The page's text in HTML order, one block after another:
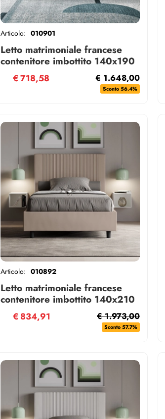
Letto matrimoniale francese
contenitore imbottito 140x190
similpelle tortora Agueda
Articolo: 010901
€ 1.648,00
Sconto 56.4%
€718,58
Letto matrimoniale francese
contenitore imbottito 140x210
similpelle tortora Goya
Articolo: 010892
€ 1.973,00
Sconto 57.7%
€ 834,91